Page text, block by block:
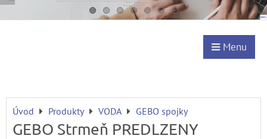
Menu
Úvod Produkty VODA GEBO spojky
GEBO Strmeň PREDLZENY